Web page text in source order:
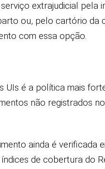
extrajudicial
ou, pelo cartório da
com essa opção.
é a política mais
não registrados
ainda é verificada
de cobertura do